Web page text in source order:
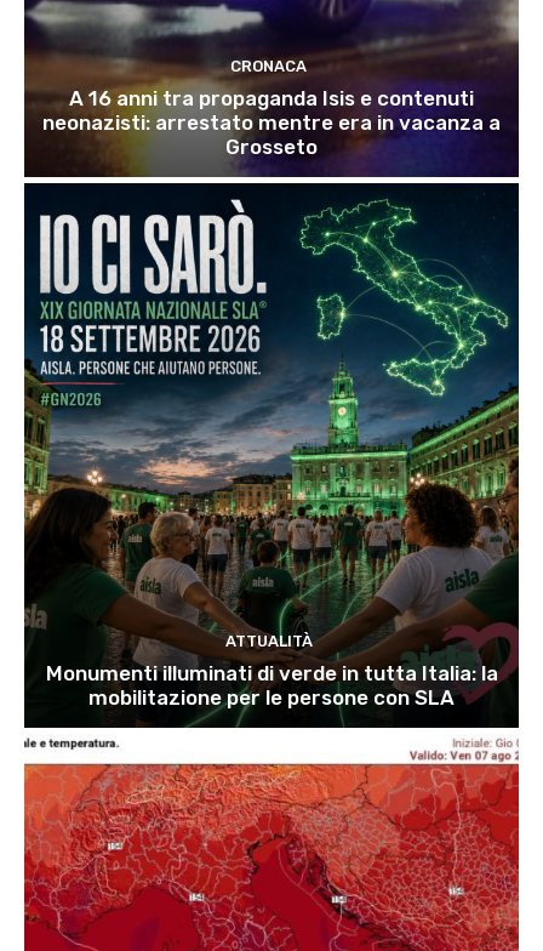
CRONACA
A 16 anni tra propaganda Isis e contenuti
neonazisti: arrestato mentre era in vacanza a
Grosseto
ATTUALITÀ
Monumenti illuminati di verde in tutta Italia: la
mobilitazione per le persone con SLA